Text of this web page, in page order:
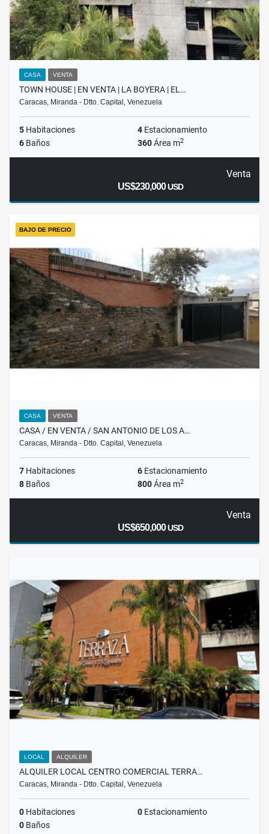
CASA VENTA
TOWN HOUSE | EN VENTA | LA BOYERA | EL…
Caracas, Miranda - Dtto. Capital, Venezuela
5 Habitaciones 4 Estacionamiento
6 Baños 360Área m2
Venta
US$230,000USD
BAJO DE PRECIO
CASA VENTA
CASA / EN VENTA / SAN ANTONIO DE LOS A…
Caracas, Miranda - Dtto. Capital, Venezuela
7 Habitaciones 6 Estacionamiento
8 Baños 800Área m2
Venta
US$650,000USD
LOCAL ALQUILER
ALQUILER LOCAL CENTRO COMERCIAL TERRA…
Caracas, Miranda - Dtto. Capital, Venezuela
0 Habitaciones 0 Estacionamiento
0 Baños